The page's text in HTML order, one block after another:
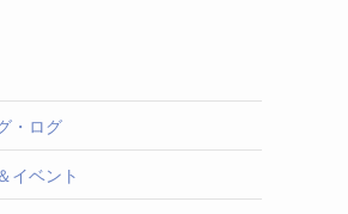
・ログ
イベント